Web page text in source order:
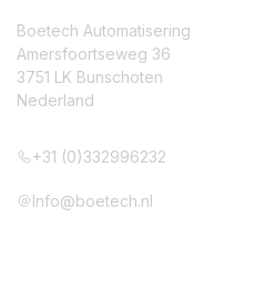
Boetech Automatisering
Amersfoortseweg 36
3751 LK Bunschoten
Nederland
+31 (0)332996232
Info@boetech.nl